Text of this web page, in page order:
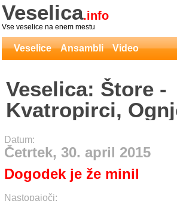
Veselica.info
Vse veselice na enem mestu
Veselice Ansambli Video
Veselica: Štore -
Kvatropirci,
muzikanti
Datum:
Četrtek, 30. april 2015
Dogodek je že minil
Nastopajoči: